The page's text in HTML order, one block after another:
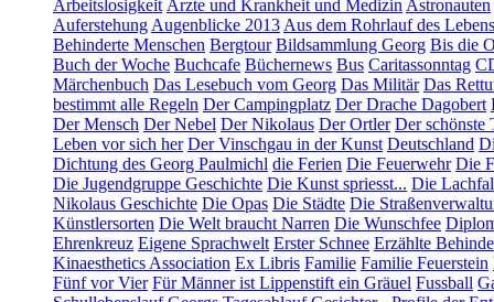
Arbeitslosigkeit Ärzte und Krankheit und Medizin Astronauten
Auferstehung Augenblicke 2013 Aus dem Rohrlauf des Lebens
Behinderte Menschen Bergtour Bildsammlung Georg Bis die
Buch der Woche Buchcafe Büchernews Bus Caritassonntag
Märchenbuch Das Lesebuch vom Georg Das Militär Das
bestimmt alle Regeln Der Campingplatz Der Drache Dagobert
Der Mensch Der Nebel Der Nikolaus Der Ortler Der schönste
Leben vor sich her Der Vinschgau in der Kunst Deutschland
Dichtung des Georg Paulmichl die Ferien Die Feuerwehr Die
Die Jugendgruppe Geschichte Die Kunst spriesst... Die
Nikolaus Geschichte Die Opas Die Städte Die
Künstlersorten Die Welt braucht Narren Die Wunschfee
Ehrenkreuz Eigene Sprachwelt Erster Schnee Erzählte
Kinaesthetics Association Ex Libris Familie Familie Feuerstein
Fünf vor Vier Für Männer ist Lippenstift ein Gräuel Fussball